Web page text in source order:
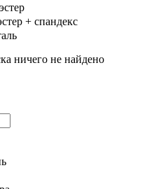
+ спандекс
ничего не найдено